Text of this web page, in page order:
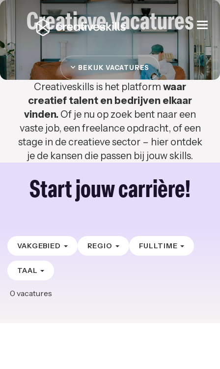
Creatieve Vacatures
BEKIJK VACATURES
Creativeskills is het platform waar
creatief talent en bedrijven elkaar
vinden. Of je nu op zoek bent naar een
vaste job, een freelance opdracht, of een
stage in de creatieve sector – hier ontdek
je de kansen die passen bij jouw skills.
Start jouw carrière!
VAKGEBIED REGIO FULLTIME
TAAL
0 vacatures